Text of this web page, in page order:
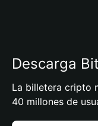
Descarga
La billetera cripto
40 millones de